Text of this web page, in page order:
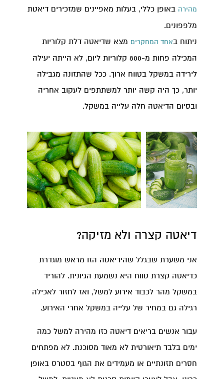
מהירה באופן כללי, בעלות מאפיינים שמזכירים דיאטת
מלפפונים.
ניתוח באחד המחקרים מצא שדיאטה דלת קלוריות
המכילה פחות מ-800 קלוריות ליום, לא הייתה יעילה
לירידה במשקל בטווח ארוך. ככל שהתזונה מגבילה
יותר, כך היה קשה יותר למשתתפים לעקוב אחריה
ובסיום הדיאטה חלה עלייה במשקל.
דיאטה קצרה ולא מזיקה?
אני משערת שבגלל שהידיאטה הזו מראש מוגדרת
כדיאטה קצרת טווח היא נשמעת הגיונית. להוריד
במשקל מהר לכבוד אירוע למשל, ואז לחזור לאכילה
רגילה גם במחיר של עלייה במשקל אחרי האירוע.
עבור אנשים בריאים דיאטה כזו מהירה למשל כמה
ימים בלבד תיאורטית לא מאוד מסוכנת. לא מפתחים
חסרים תזונתיים או מעמידים את הגוף בסטרס באופן